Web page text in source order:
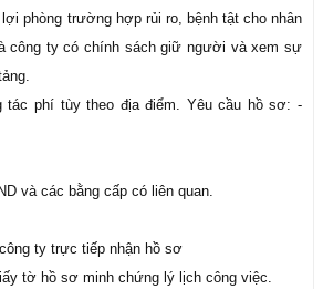
phòng trường hợp rủi ro, bệnh tật cho nhân
công ty có chính sách giữ người và xem sự
tác phí tùy theo địa điểm. Yêu cầu hồ sơ: -
và các bằng cấp có liên quan.
ty trực tiếp nhận hồ sơ
tờ hồ sơ minh chứng lý lịch công việc.